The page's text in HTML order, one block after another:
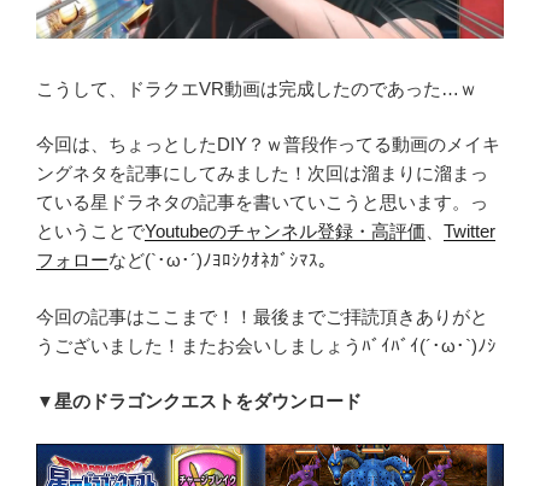
こうして、ドラクエVR動画は完成したのであった…ｗ
今回は、ちょっとしたDIY？ｗ普段作ってる動画のメイキ
ングネタを記事にしてみました！次回は溜まりに溜まっ
ている星ドラネタの記事を書いていこうと思います。っ
ということでYoutubeのチャンネル登録・高評価、 Twitter
フォローなど(`･ω･´)ﾉﾖﾛｼｸｵﾈｶﾞｼﾏｽ。
今回の記事はここまで！！最後までご拝読頂きありがと
うございました！またお会いしましょうﾊﾞｲﾊﾞｲ(´･ω･`)ﾉｼ
▼星のドラゴンクエストをダウンロード